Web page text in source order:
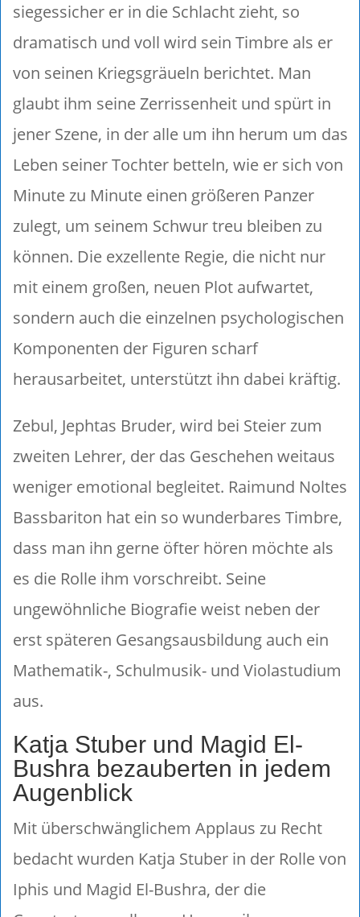
siegessicher er in die Schlacht zieht, so
dramatisch und voll wird sein Timbre als er
von seinen Kriegsgräueln berichtet. Man
glaubt ihm seine Zerrissenheit und spürt in
jener Szene, in der alle um ihn herum um das
Leben seiner Tochter betteln, wie er sich von
Minute zu Minute einen größeren Panzer
zulegt, um seinem Schwur treu bleiben zu
können. Die exzellente Regie, die nicht nur
mit einem großen, neuen Plot aufwartet,
sondern auch die einzelnen psychologischen
Komponenten der Figuren scharf
herausarbeitet, unterstützt ihn dabei kräftig.
Zebul, Jephtas Bruder, wird bei Steier zum
zweiten Lehrer, der das Geschehen weitaus
weniger emotional begleitet. Raimund Noltes
Bassbariton hat ein so wunderbares Timbre,
dass man ihn gerne öfter hören möchte als
es die Rolle ihm vorschreibt. Seine
ungewöhnliche Biografie weist neben der
erst späteren Gesangsausbildung auch ein
Mathematik-, Schulmusik- und Violastudium
aus.
Katja Stuber und Magid El-
Bushra bezauberten in jedem
Augenblick
Mit überschwänglichem Applaus zu Recht
bedacht wurden Katja Stuber in der Rolle von
Iphis und Magid El-Bushra, der die